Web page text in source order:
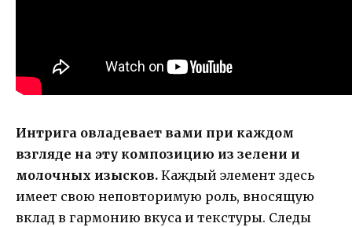
Интрига овладевает вами при каждом
взгляде на эту композицию из зелени и
молочных изысков. Каждый элемент здесь
имеет свою неповторимую роль, вносящую
вклад в гармонию вкуса и текстуры. Следы